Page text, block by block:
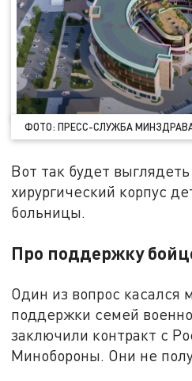
ФОТО: ПРЕСС-СЛУЖБА
Вот так будет
хирургический корпус
больницы.
Про поддержку
Один из вопрос касался
поддержки семей
заключили контракт с
Минобороны. Они не